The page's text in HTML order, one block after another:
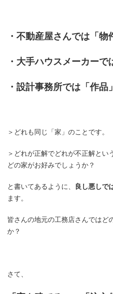
・不動産屋さんでは「物
・大手ハウスメーカーで
・設計事務所では「作品」
＞どれも同じ「家」のことです。
＞どれが正解でどれが不正解とい
どの家がお好みでしょうか？
と書いてあるように、 良し悪しで
ます。
皆さんの地元の工務店さんではど
か？
さて、